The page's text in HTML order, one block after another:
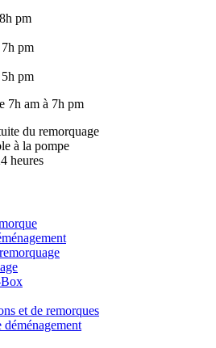
pm
pm
pm
7h am à 7h pm
du remorquage
à la pompe
heures
et de remorques
déménagement